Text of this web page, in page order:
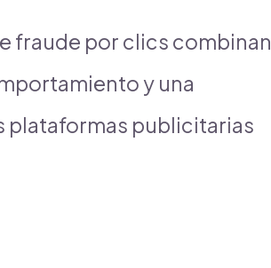
fraude por clics combinan
y una
plataformas publicitarias